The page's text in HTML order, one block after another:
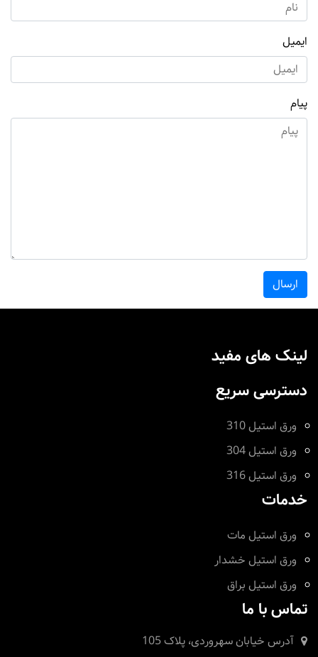
ایمیل
پیام
ارسال
لینک های مفید
دسترسی سریع
ورق استیل 310
ورق استیل 304
ورق استیل 316
خدمات
ورق استیل مات
ورق استیل خشدار
ورق استیل براق
تماس با ما
آدرس خیابان سهروردی، پلاک 105